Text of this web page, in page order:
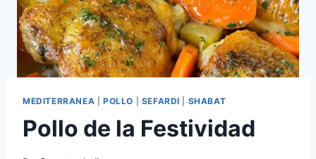
MEDITERRANEA POLLO SEFARDI SHABAT
Pollo de la Festividad